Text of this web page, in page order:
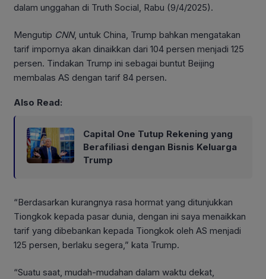
dalam unggahan di Truth Social, Rabu (9/4/2025).
Mengutip CNN, untuk China, Trump bahkan mengatakan
tarif impornya akan dinaikkan dari 104 persen menjadi 125
persen. Tindakan Trump ini sebagai buntut Beijing
membalas AS dengan tarif 84 persen.
Also Read:
Capital One Tutup Rekening yang
Berafiliasi dengan Bisnis Keluarga
Trump
“Berdasarkan kurangnya rasa hormat yang ditunjukkan
Tiongkok kepada pasar dunia, dengan ini saya menaikkan
tarif yang dibebankan kepada Tiongkok oleh AS menjadi
125 persen, berlaku segera,” kata Trump.
“Suatu saat, mudah-mudahan dalam waktu dekat,